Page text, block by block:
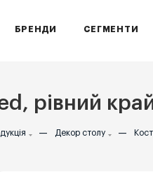
БРЕНДИ СЕГМЕНТИ
рівний
— Декор столу —